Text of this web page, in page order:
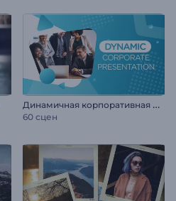
Д
инамичная корпоративная презентация
60 сцен